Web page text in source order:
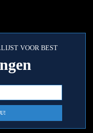
VOOR BEST